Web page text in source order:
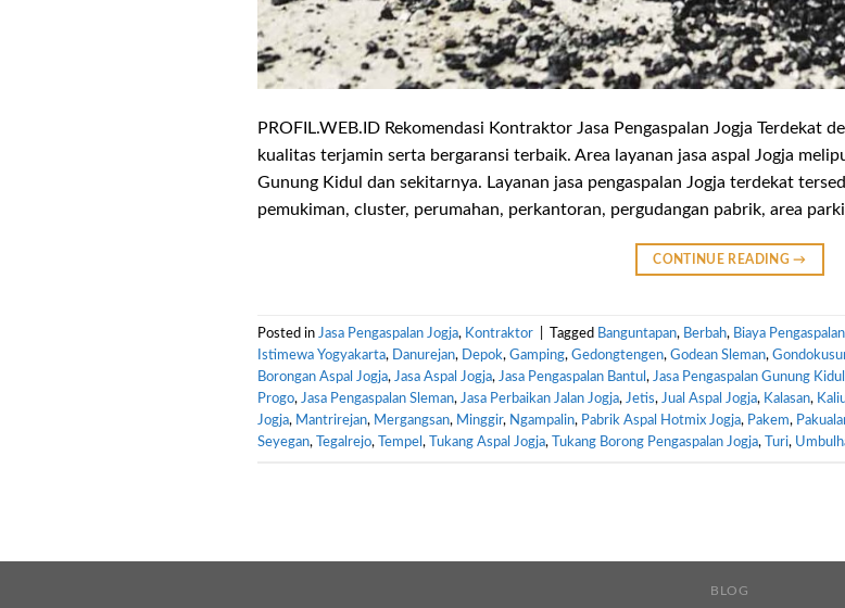
PROFIL.WEB.ID Rekomendasi Kontraktor Jasa Pengaspalan Jogja Terdekat
kualitas terjamin serta bergaransi terbaik. Area layanan jasa aspal Jogja
Gunung Kidul dan sekitarnya. Layanan jasa pengaspalan Jogja terdekat
pemukiman, cluster, perumahan, perkantoran, pergudangan pabrik, area
CONTINUE READING→
Posted in Jasa Pengaspalan Jogja, Kontraktor Tagged Banguntapan, Berbah, Biaya
Istimewa Yogyakarta, Danurejan, Depok, Gamping, Gedongtengen, Godean Sleman,
Borongan Aspal Jogja, Jasa Aspal Jogja, Jasa Pengaspalan Bantul , Jasa Pengaspalan Gunung Kidul
Progo, Jasa Pengaspalan Sleman, Jasa Perbaikan Jalan Jogja, Jetis, Jual Aspal Jogja, Kalasan,
Jogja, Mantrirejan, Mergangsan, Minggir, Ngampalin, Pabrik Aspal Hotmix Jogja, Pakem,
Seyegan, Tegalrejo, Tempel , Tukang Aspal Jogja, Tukang Borong Pengaspalan Jogja, Turi,
BLOG